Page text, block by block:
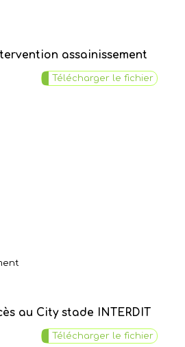
assainissement
Télécharger le fichier
au City stade INTERDIT
Télécharger le fichier